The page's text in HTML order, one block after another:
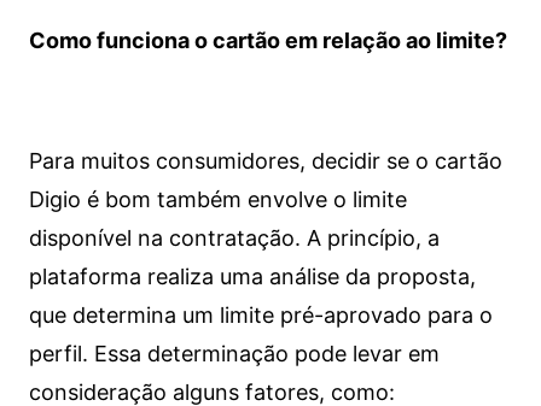
Como funciona o cartão em relação ao limite?
Para muitos consumidores, decidir se o cartão
Digio é bom também envolve o limite
disponível na contratação. A princípio, a
plataforma realiza uma análise da proposta,
que determina um limite pré-aprovado para o
perfil. Essa determinação pode levar em
consideração alguns fatores, como: